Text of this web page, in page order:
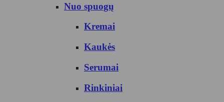
Nuo spuogų
Kremai
Kaukės
Serumai
Rinkiniai